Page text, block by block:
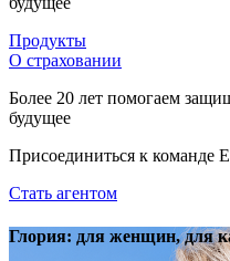
Продукты
О страховании
Более 20 лет помогаем
будущее
Присоединиться к команде
Стать агентом
Глория: для женщин, для